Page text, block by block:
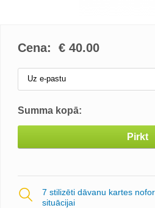
Cena: € 40.00
Uz e-pastu
Summa kopā:
Pirkt
7 stilizēti dāvanu kartes
situācijai